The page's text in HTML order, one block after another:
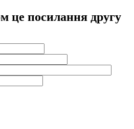
це посилання другу